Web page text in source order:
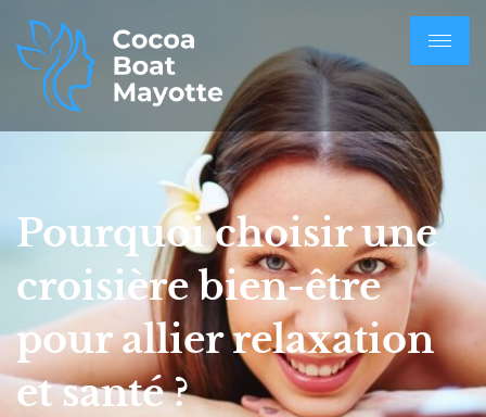
Pourquoi choisir une
croisière bien-être
pour allier relaxation
et santé ?